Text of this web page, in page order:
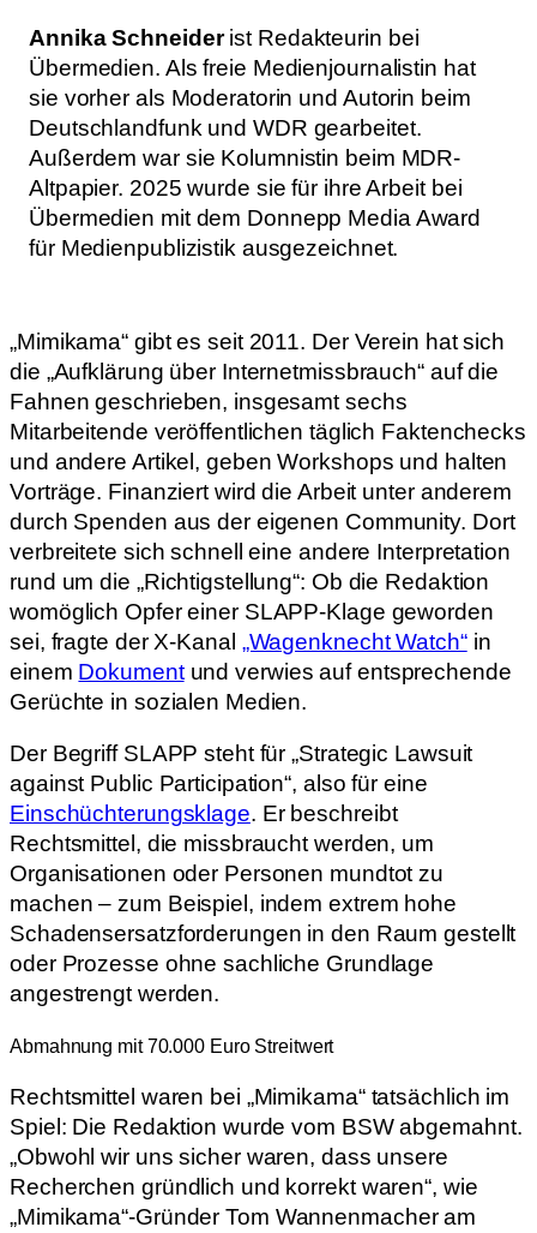
Annika Schneiderist Redakteurin bei
Übermedien. Als freie Medienjournalistin hat
sie vorher als Moderatorin und Autorin beim
Deutschlandfunk und WDR gearbeitet.
Außerdem war sie Kolumnistin beim MDR-
Altpapier. 2025 wurde sie für ihre Arbeit bei
Übermedien mit dem Donnepp Media Award
für Medienpublizistik ausgezeichnet.
„Mimikama“ gibt es seit 2011. Der Verein hat sich
die „Aufklärung über Internetmissbrauch“ auf die
Fahnen geschrieben, insgesamt sechs
Mitarbeitende veröffentlichen täglich Faktenchecks
und andere Artikel, geben Workshops und halten
Vorträge. Finanziert wird die Arbeit unter anderem
durch Spenden aus der eigenen Community. Dort
verbreitete sich schnell eine andere Interpretation
rund um die „Richtigstellung“: Ob die Redaktion
womöglich Opfer einer SLAPP-Klage geworden
sei, fragte der X-Kanal „Wagenknecht Watch“in
einem Dokumentund verwies auf entsprechende
Gerüchte in sozialen Medien.
Der Begriff SLAPP steht für „Strategic Lawsuit
against Public Participation“, also für eine
Einschüchterungsklage. Er beschreibt
Rechtsmittel, die missbraucht werden, um
Organisationen oder Personen mundtot zu
machen – zum Beispiel, indem extrem hohe
Schadensersatzforderungen in den Raum gestellt
oder Prozesse ohne sachliche Grundlage
angestrengt werden.
Abmahnung mit 70.000 Euro Streitwert
Rechtsmittel waren bei „Mimikama“ tatsächlich im
Spiel: Die Redaktion wurde vom BSW abgemahnt.
„Obwohl wir uns sicher waren, dass unsere
Recherchen gründlich und korrekt waren“, wie
„Mimikama“-Gründer Tom Wannenmacher am